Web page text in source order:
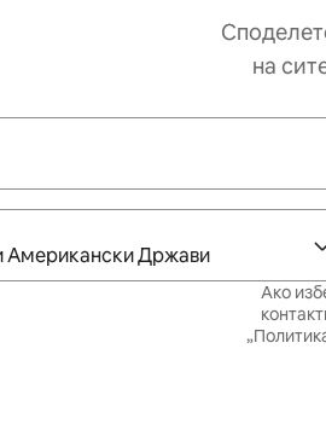
на
Американски Држави
Ако